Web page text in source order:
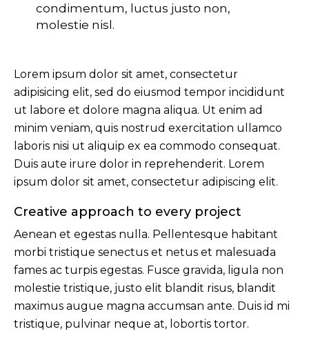
condimentum, luctus justo non,
molestie nisl.
Lorem ipsum dolor sit amet, consectetur
adipisicing elit, sed do eiusmod tempor incididunt
ut labore et dolore magna aliqua. Ut enim ad
minim veniam, quis nostrud exercitation ullamco
laboris nisi ut aliquip ex ea commodo consequat.
Duis aute irure dolor in reprehenderit. Lorem
ipsum dolor sit amet, consectetur adipiscing elit.
Creative approach to every project
Aenean et egestas nulla. Pellentesque habitant
morbi tristique senectus et netus et malesuada
fames ac turpis egestas. Fusce gravida, ligula non
molestie tristique, justo elit blandit risus, blandit
maximus augue magna accumsan ante. Duis id mi
tristique, pulvinar neque at, lobortis tortor.